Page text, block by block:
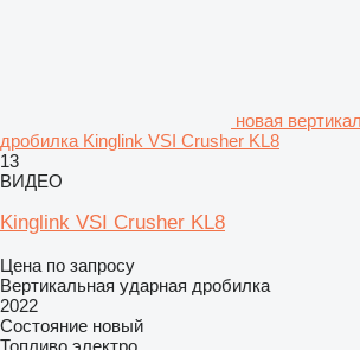
новая
дробилка Kinglink VSI Crusher KL8
13
ВИДЕО
Kinglink VSI Crusher KL8
Цена по запросу
Вертикальная ударная дробилка
2022
Состояние новый